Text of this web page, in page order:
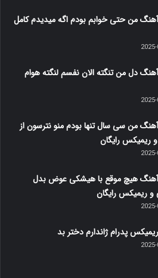
آهنگ من حتی خوابم بودم اگه میدیدم کامل
آهنگ دل من تنگته الان نفسم لنگته هوام
آهنگ من سی سال تنها بودم منو نترسون از
و ریمیکس رایگان
آهنگ هیچ موقع با هیشکی عوض بدل
ریمیکس رایگان
پدرام ژاندارم دختر بد